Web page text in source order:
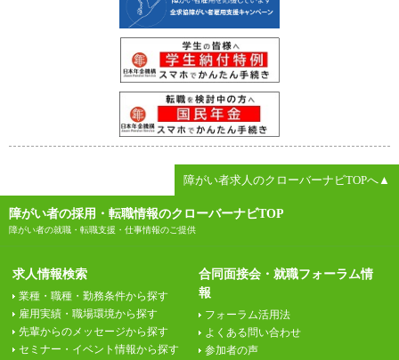
障がい者求人のクローバーナビTOPへ▲
障がい者の採用・転職情報のクローバーナビTOP
障がい者の就職・転職支援・仕事情報のご提供
求人情報検索
業種・職種・勤務条件から探す
雇用実績・職場環境から探す
先輩からのメッセージから探す
セミナー・イベント情報から探す
合同面接会・就職フォーラム情
報
フォーラム活用法
よくある問い合わせ
参加者の声